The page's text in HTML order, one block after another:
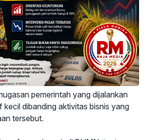
pemerintah yang dijalankan
kecil dibanding aktivitas bisnis yang
tersebut.